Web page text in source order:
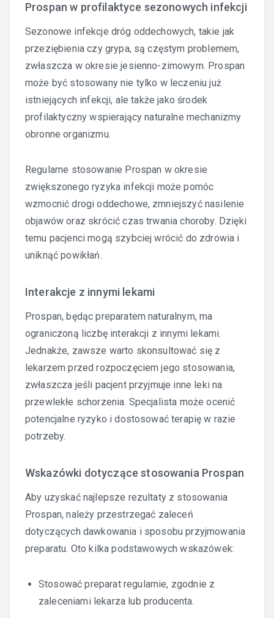
Prospan w profilaktyce sezonowych infekcji
Sezonowe infekcje dróg oddechowych, takie jak
przeziębienia czy grypa, są częstym problemem,
zwłaszcza w okresie jesienno-zimowym. Prospan
może być stosowany nie tylko w leczeniu już
istniejących infekcji, ale także jako środek
profilaktyczny wspierający naturalne mechanizmy
obronne organizmu.
Regularne stosowanie Prospan w okresie
zwiększonego ryzyka infekcji może pomóc
wzmocnić drogi oddechowe, zmniejszyć nasilenie
objawów oraz skrócić czas trwania choroby. Dzięki
temu pacjenci mogą szybciej wrócić do zdrowia i
uniknąć powikłań.
Interakcje z innymi lekami
Prospan, będąc preparatem naturalnym, ma
ograniczoną liczbę interakcji z innymi lekami.
Jednakże, zawsze warto skonsultować się z
lekarzem przed rozpoczęciem jego stosowania,
zwłaszcza jeśli pacjent przyjmuje inne leki na
przewlekłe schorzenia. Specjalista może ocenić
potencjalne ryzyko i dostosować terapię w razie
potrzeby.
Wskazówki dotyczące stosowania Prospan
Aby uzyskać najlepsze rezultaty z stosowania
Prospan, należy przestrzegać zaleceń
dotyczących dawkowania i sposobu przyjmowania
preparatu. Oto kilka podstawowych wskazówek:
Stosować preparat regularnie, zgodnie z
zaleceniami lekarza lub producenta.